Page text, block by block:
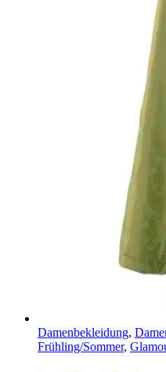
Damenbekleidung,
Frühling/Sommer,